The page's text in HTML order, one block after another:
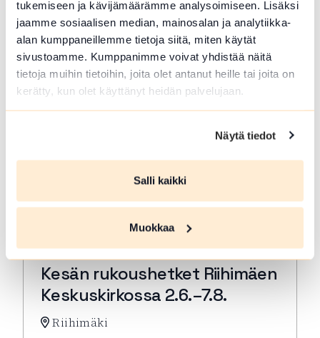
tukemiseen ja kävijämäärämme analysoimiseen. Lisäksi
jaamme sosiaalisen median, mainosalan ja analytiikka-
alan kumppaneillemme tietoja siitä, miten käytät
sivustoamme. Kumppanimme voivat yhdistää näitä
tietoja muihin tietoihin, joita olet antanut heille tai joita on
kerätty, kun olet käyttänyt heidän palvelujaan.
Näytä tiedot
Salli kaikki
Muokkaa
rukous. Kestjo 30 min. ja…
Lue lisää tapahtumasta Kesän rukoushetket
Kesän rukoushetket Riihimäen
Keskuskirkossa 2.6.–7.8.
Riihimäki